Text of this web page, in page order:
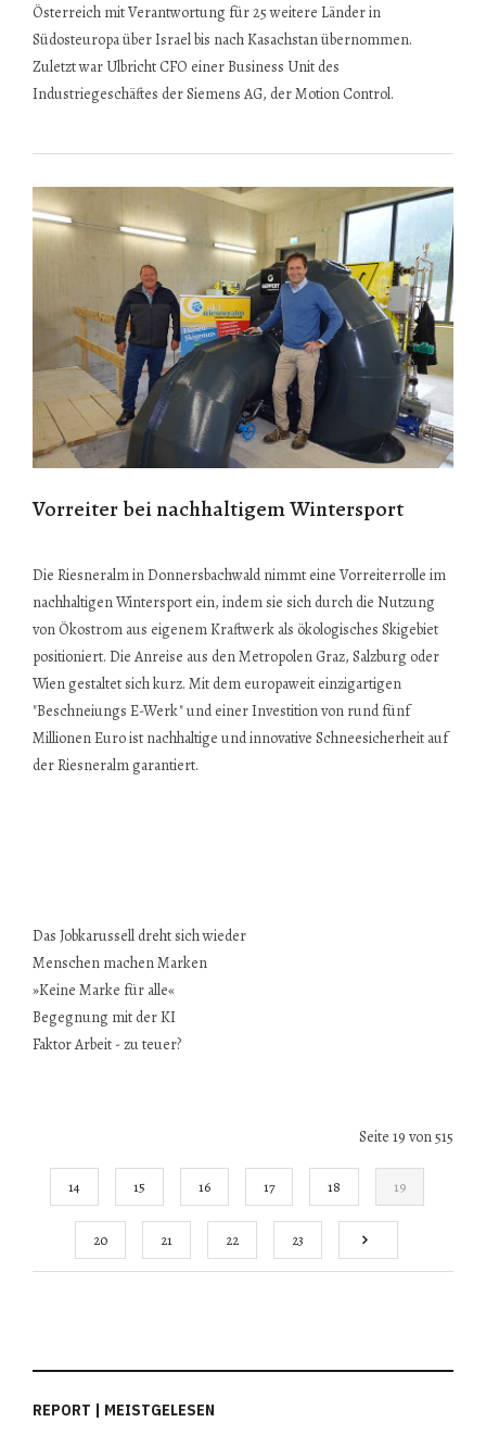
Österreich mit Verantwortung für 25 weitere Länder in
Südosteuropa über Israel bis nach Kasachstan übernommen.
Zuletzt war Ulbricht CFO einer Business Unit des
Industriegeschäftes der Siemens AG, der Motion Control.
Vorreiter bei nachhaltigem Wintersport
Die Riesneralm in Donnersbachwald nimmt eine Vorreiterrolle im
nachhaltigen Wintersport ein, indem sie sich durch die Nutzung
von Ökostrom aus eigenem Kraftwerk als ökologisches Skigebiet
positioniert. Die Anreise aus den Metropolen Graz, Salzburg oder
Wien gestaltet sich kurz. Mit dem europaweit einzigartigen
"Beschneiungs E-Werk" und einer Investition von rund fünf
Millionen Euro ist nachhaltige und innovative Schneesicherheit auf
der Riesneralm garantiert.
Das Jobkarussell dreht sich wieder
Menschen machen Marken
»Keine Marke für alle«
Begegnung mit der KI
Faktor Arbeit - zu teuer?
Seite 19 von 515
14 15 16 17 18 19
20 21 22 23
REPORT | MEISTGELESEN